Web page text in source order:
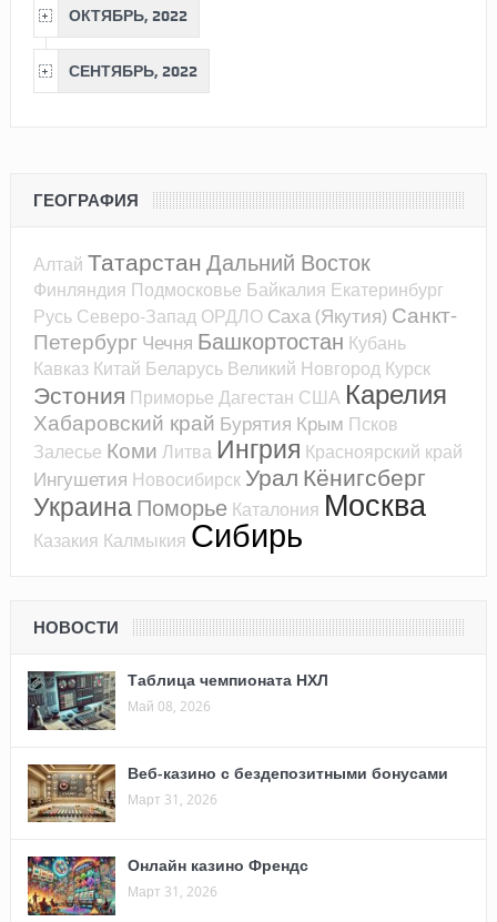
ОКТЯБРЬ, 2022
СЕНТЯБРЬ, 2022
ГЕОГРАФИЯ
Алтай Татарстан Дальний Восток
Финляндия Подмосковье Байкалия Екатеринбург
Русь Северо-Запад ОРДЛО Саха (Якутия) Санкт-
Петербург Чечня Башкортостан Кубань
Кавказ Китай Беларусь Великий Новгород Курск
Эстония Приморье Дагестан США Карелия
Хабаровский край Бурятия Крым Псков
Залесье Коми Литва Ингрия Красноярский край
Ингушетия Новосибирск Урал Кёнигсберг
УкраинаПоморье Каталония Москва
Казакия Калмыкия Сибирь
НОВОСТИ
Таблица чемпионата НХЛ
Май 08, 2026
Веб-казино с бездепозитными бонусами
Март 31, 2026
Онлайн казино Френдс
Март 31, 2026